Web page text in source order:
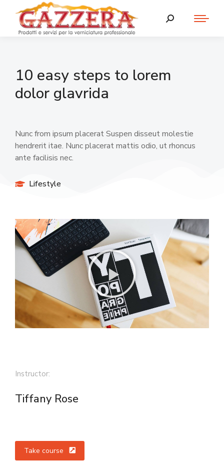
10 easy steps to lorem
dolor glavrida
Nunc from ipsum placerat Suspen disseut molestie
hendrerit itae. Nunc placerat mattis odio, ut rhoncus
ante facilisis nec.
Lifestyle
Instructor:
Tiffany Rose
Take course